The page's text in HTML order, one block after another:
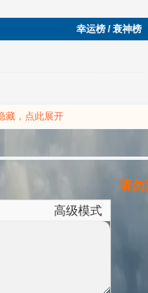
幸运榜 / 衰神榜
藏，点此展开
请勿
高级模式